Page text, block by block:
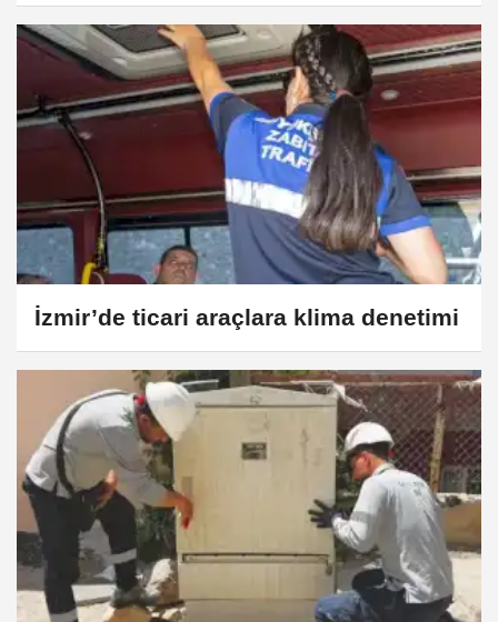
İzmir’de ticari araçlara klima denetimi